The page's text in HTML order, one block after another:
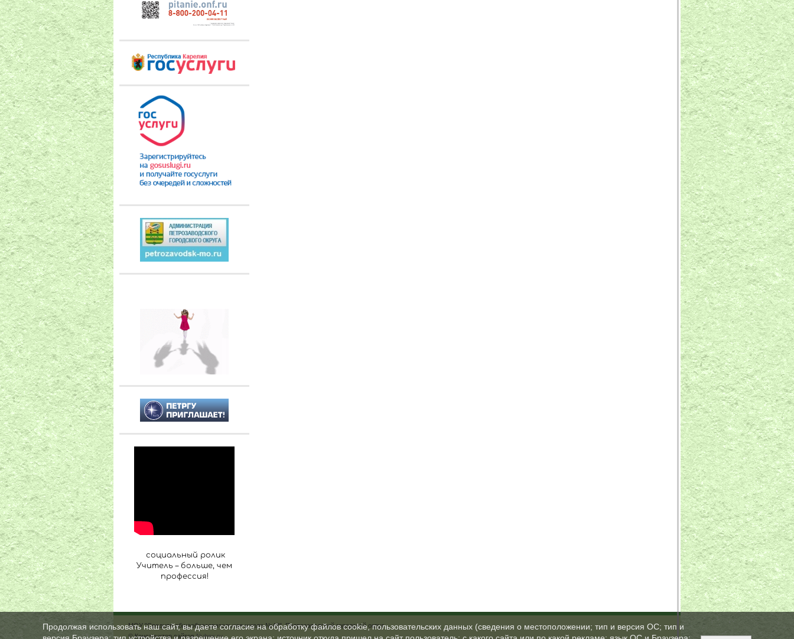
социальный ролик
Учитель – больше, чем
профессия!
МОУ "Средняя общеобразовательная школа №48", Петрозаводский городской округ
© Конструктор сайтовNubex.ru
Продолжая использовать наш сайт, вы даете согласие на обработку файлов cookie, пользовательских данных (сведения о местоположении; тип и версия ОС; тип и